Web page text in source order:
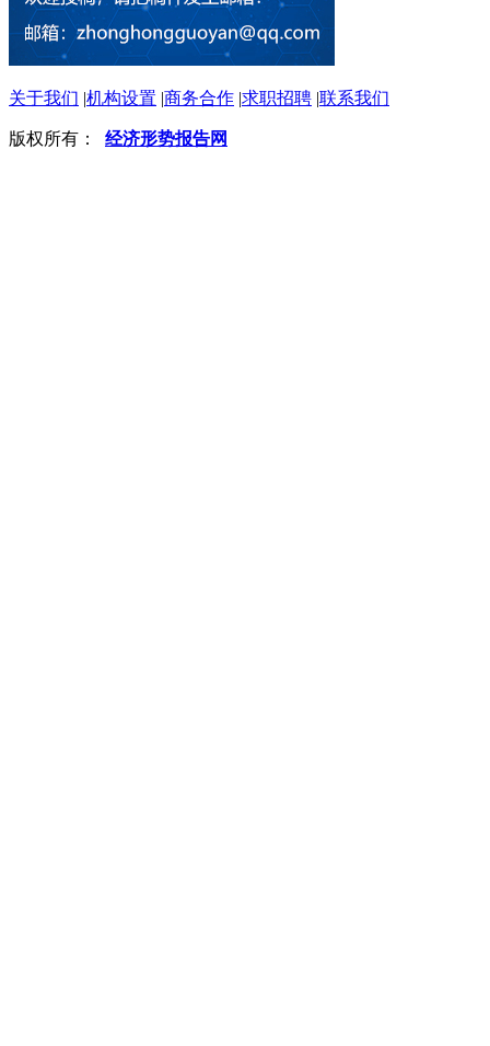
关于我们 |机构设置 |商务合作 |求职招聘 |联系我们
版权所有： 经济形势报告网